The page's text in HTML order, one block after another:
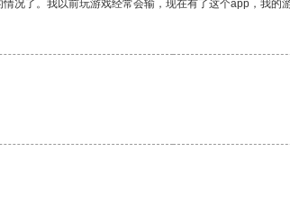
况了。我以前玩游戏经常会输，现在有了这个app，我的